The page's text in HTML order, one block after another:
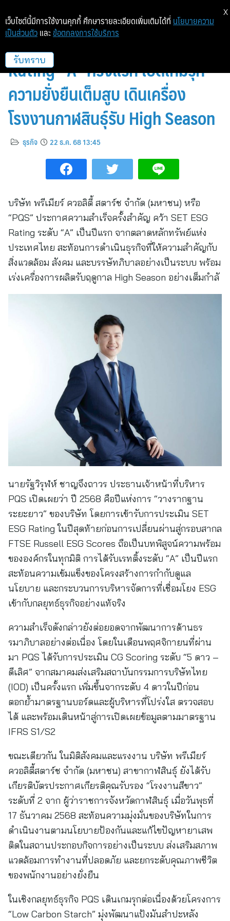
แรงไม่หยุด! PQS คว้า SET ESG
Rating “A” ครั้งแรก เปิดเกมรุก
ความยั่งยืนเต็มสูบ เดินเครื่อง
โรงงานกาฬสินธุ์รับ High Season
ธุรกิจ 22 ธ.ค. 68 13:45
บริษัท พรีเมียร์ ควอลิตี้ สตาร์ช จำกัด (มหาชน) หรือ
“PQS” ประกาศความสำเร็จครั้งสำคัญ คว้า SET ESG
Rating ระดับ “A” เป็นปีแรก จากตลาดหลักทรัพย์แห่ง
ประเทศไทย สะท้อนการดำเนินธุรกิจที่ให้ความสำคัญกับ
สิ่งแวดล้อม สังคม และบรรษัทภิบาลอย่างเป็นระบบ พร้อม
เร่งเครื่องการผลิตรับฤดูกาล High Season อย่างเต็มกำลั
นายรัฐวิรุฬห์ ชาญจึงถาวร ประธานเจ้าหน้าที่บริหาร
PQS เปิดเผยว่า ปี 2568 คือปีแห่งการ “วางรากฐาน
ระยะยาว” ของบริษัท โดยการเข้ารับการประเมิน SET
ESG Rating ในปีสุดท้ายก่อนการเปลี่ยนผ่านสู่กรอบสากล
FTSE Russell ESG Scores ถือเป็นบทพิสูจน์ความพร้อม
ขององค์กรในทุกมิติ การได้รับเรทติ้งระดับ “A” เป็นปีแรก
สะท้อนความเข้มแข็งของโครงสร้างการกำกับดูแล
นโยบาย และกระบวนการบริหารจัดการที่เชื่อมโยง ESG
เข้ากับกลยุทธ์ธุรกิจอย่างแท้จริง
ความสำเร็จดังกล่าวยังต่อยอดจากพัฒนาการด้านธร
รมาภิบาลอย่างต่อเนื่อง โดยในเดือนพฤศจิกายนที่ผ่าน
มา PQS ได้รับการประเมิน CG Scoring ระดับ “5 ดาว –
ดีเลิศ” จากสมาคมส่งเสริมสถาบันกรรมการบริษัทไทย
(IOD) เป็นครั้งแรก เพิ่มขึ้นจากระดับ 4 ดาวในปีก่อน
ตอกย้ำมาตรฐานบอร์ดและผู้บริหารที่โปร่งใส ตรวจสอบ
ได้ และพร้อมเดินหน้าสู่การเปิดเผยข้อมูลตามมาตรฐาน
IFRS S1/S2
ขณะเดียวกัน ในมิติสังคมและแรงงาน บริษัท พรีเมียร์
ควอลิตี้สตาร์ช จำกัด (มหาชน) สาขากาฬสินธุ์ ยังได้รับ
เกียรติบัตรประกาศเกียรติคุณรับรอง “โรงงานสีขาว”
ระดับที่ 2 จาก ผู้ว่าราชการจังหวัดกาฬสินธุ์ เมื่อวันพุธที่
17 ธันวาคม 2568 สะท้อนความมุ่งมั่นของบริษัทในการ
ดำเนินงานตามนโยบายป้องกันและแก้ไขปัญหายาเสพ
ติดในสถานประกอบกิจการอย่างเป็นระบบ ส่งเสริมสภาพ
แวดล้อมการทำงานที่ปลอดภัย และยกระดับคุณภาพชีวิต
ของพนักงานอย่างยั่งยืน
ในเชิงกลยุทธ์ธุรกิจ PQS เดินเกมรุกต่อเนื่องด้วยโครงการ
“Low Carbon Starch” มุ่งพัฒนาแป้งมันสำปะหลัง
เว็บไซต์นี้มีการใช้งานคุกกี้ ศึกษารายละเอียดเพิ่มเติมได้ที่ นโยบายความ
เป็นส่วนตัว และ ข้อตกลงการใช้บริการ
รับทราบ
X